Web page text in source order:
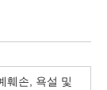
훼손, 욕설 및